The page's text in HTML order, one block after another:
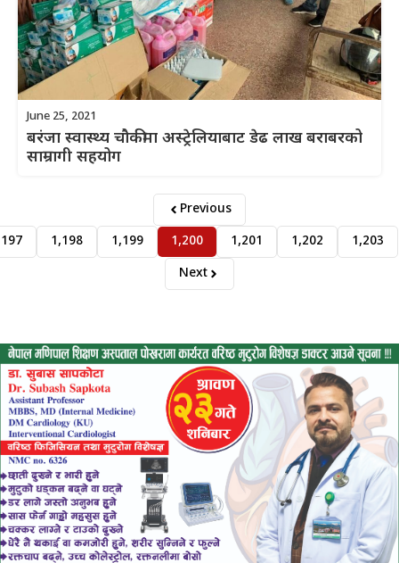
June 25, 2021
बरंजा स्वास्थ्य चौकीमा अस्ट्रेलियाबाट डेढ लाख बराबरको
साम्रागी सहयोग
Previous
1,198 1,199 1,200 1,201 1,202
1,203
Next